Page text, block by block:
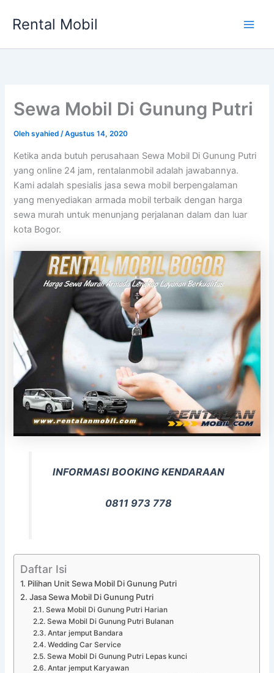
Rental Mobil
Sewa Mobil Di Gunung Putri
Olehsyahied/Agustus 14, 2020
Ketika anda butuh perusahaan Sewa Mobil Di Gunung Putri
yang online 24 jam, rentalanmobil adalah jawabannya.
Kami adalah spesialis jasa sewa mobil berpengalaman
yang menyediakan armada mobil terbaik dengan harga
sewa murah untuk menunjang perjalanan dalam dan luar
kota Bogor.
INFORMASI BOOKING KENDARAAN
0811 973 778
Daftar Isi
Pilihan Unit Sewa Mobil Di Gunung Putri
Jasa Sewa Mobil Di Gunung Putri
Sewa Mobil Di Gunung Putri Harian
Sewa Mobil Di Gunung Putri Bulanan
Antar jemput Bandara
Wedding Car Service
Sewa Mobil Di Gunung Putri Lepas kunci
Antar jemput Karyawan